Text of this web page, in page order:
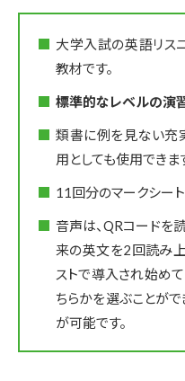
大学入試の英語リス
教材です。
標準的なレベルの演
類書に例を見ない充
用としても使用できま
11回分のマークシー
音声は、QRコードを
来の英文を2回読み
ストで導入され始め
ちらかを選ぶことが
が可能です。